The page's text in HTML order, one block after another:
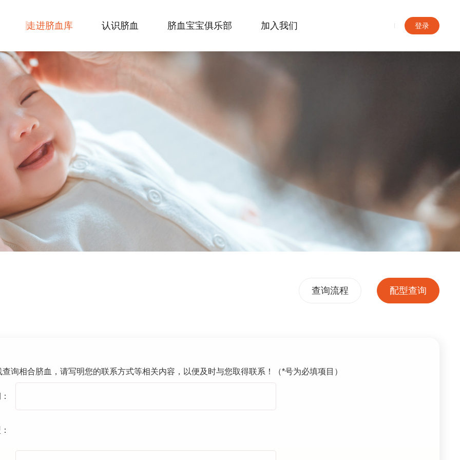
走进脐血库 认识脐血 脐血宝宝俱乐部 加入我们 登录
查询流程 配型查询
询相合脐血，请写明您的联系方式等相关内容，以便及时与您取得联系！（*号为必填项目）